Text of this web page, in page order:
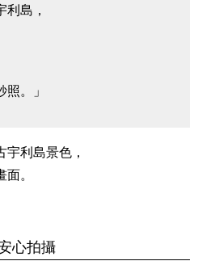
利島，
。」
利島景色，
。
心拍攝